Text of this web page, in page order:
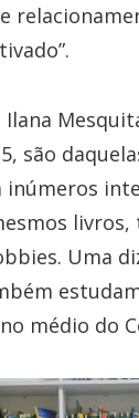
são
Uma
médio do